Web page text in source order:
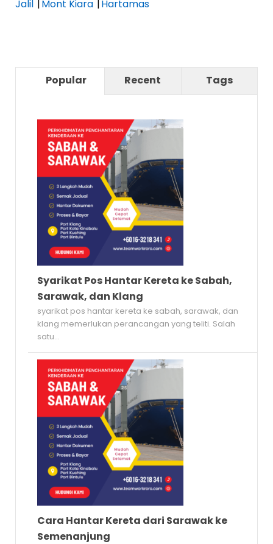
Jalil |Mont Kiara |Hartamas
Popular Recent Tags
Syarikat Pos Hantar Kereta ke Sabah,
Sarawak, dan Klang
syarikat pos hantar kereta ke sabah, sarawak, dan
klang memerlukan perancangan yang teliti. Salah
satu...
Cara Hantar Kereta dari Sarawak ke
Semenanjung